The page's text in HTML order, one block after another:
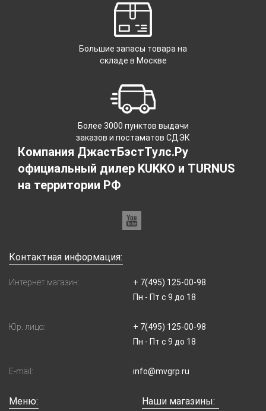
Большие запасы товара на
складе в Москве
Более 3000 пунктов выдачи
заказов и постаматов СДЭК
Компания ДжастБэстТулс.Ру
официальный дилер KUKKO и TURNUS
на территории РФ
Контактная информация:
Интернет магазин:
+ 7(495) 125-00-98
Пн - Пт с 9 до 18
Юр. лицо:
+ 7(495) 125-00-98
Пн - Пт с 9 до 18
E-mail: info@mvgrp.ru
Меню: Наши магазины: